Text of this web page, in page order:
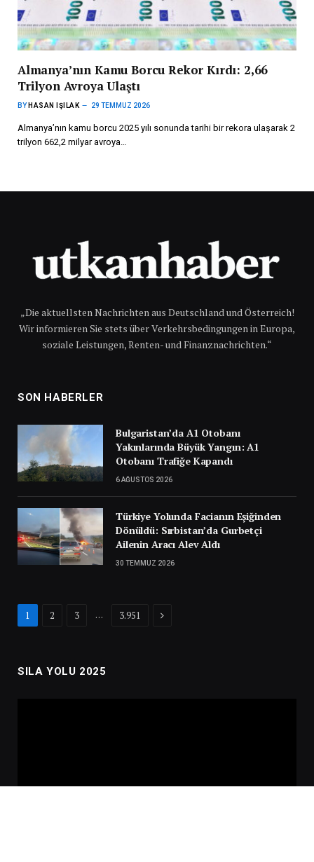
Almanya’nın Kamu Borcu Rekor Kırdı: 2,66
Trilyon Avroya Ulaştı
BY HASAN IŞILAK 29 TEMMUZ 2026
Almanya’nın kamu borcu 2025 yılı sonunda tarihi bir rekora ulaşarak 2
trilyon 662,2 milyar avroya…
„Die aktuellsten Nachrichten aus Deutschland und Österreich!
Wir informieren Sie stets über Verkehrsbedingungen in Europa,
soziale Leistungen, Renten- und Finanznachrichten.“
SON HABERLER
Bulgaristan’da A1 Otobanı
Yakınlarında Büyük Yangın: A1
Otobanı Trafiğe Kapandı
6 AĞUSTOS 2026
Türkiye Yolunda Facianın Eşiğinden
Dönüldü: Sırbistan’da Gurbetçi
Ailenin Aracı Alev Aldı
30 TEMMUZ 2026
1 2 3 … 3.951 Next
SILA YOLU 2025